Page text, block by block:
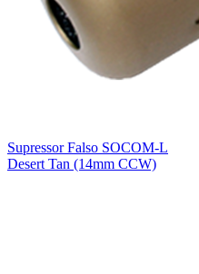
Supressor Falso SOCOM-L
Desert Tan (14mm CCW)